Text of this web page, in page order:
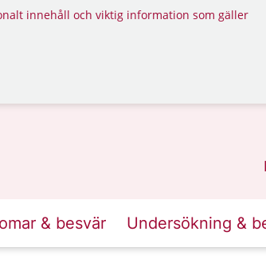
innehåll och viktig information som gäller
& besvär Undersökning &